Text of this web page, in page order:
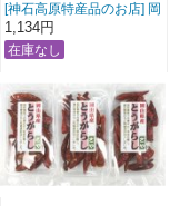
[神石高原特産品のお店] 岡
山県産きくらげ20ｇ 3袋
入り 送料無料
1,134円